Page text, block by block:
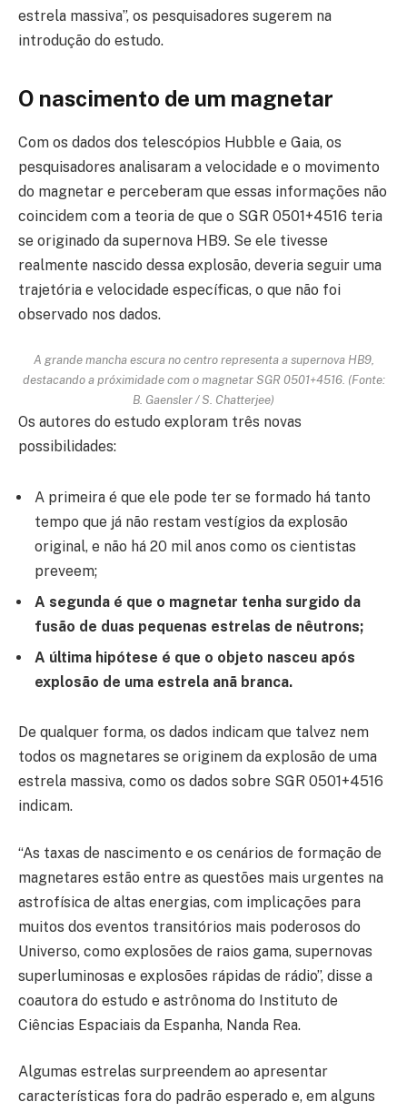
estrela massiva”, os pesquisadores sugerem na
introdução do estudo.
O nascimento de um magnetar
Com os dados dos telescópios Hubble e Gaia, os
pesquisadores analisaram a velocidade e o movimento
do magnetar e perceberam que essas informações não
coincidem com a teoria de que o SGR 0501+4516 teria
se originado da supernova HB9. Se ele tivesse
realmente nascido dessa explosão, deveria seguir uma
trajetória e velocidade específicas, o que não foi
observado nos dados.
A grande mancha escura no centro representa a supernova HB9,
destacando a próximidade com o magnetar SGR 0501+4516. (Fonte:
B. Gaensler / S. Chatterjee)
Os autores do estudo exploram três novas
possibilidades:
A primeira é que ele pode ter se formado há tanto
tempo que já não restam vestígios da explosão
original, e não há 20 mil anos como os cientistas
preveem;
A segunda é que o magnetar tenha surgido da
fusão de duas pequenas estrelas de nêutrons;
A última hipótese é que o objeto nasceu após
explosão de uma estrela anã branca.
De qualquer forma, os dados indicam que talvez nem
todos os magnetares se originem da explosão de uma
estrela massiva, como os dados sobre SGR 0501+4516
indicam.
“As taxas de nascimento e os cenários de formação de
magnetares estão entre as questões mais urgentes na
astrofísica de altas energias, com implicações para
muitos dos eventos transitórios mais poderosos do
Universo, como explosões de raios gama, supernovas
superluminosas e explosões rápidas de rádio”, disse a
coautora do estudo e astrônoma do Instituto de
Ciências Espaciais da Espanha, Nanda Rea.
Algumas estrelas surpreendem ao apresentar
características fora do padrão esperado e, em alguns